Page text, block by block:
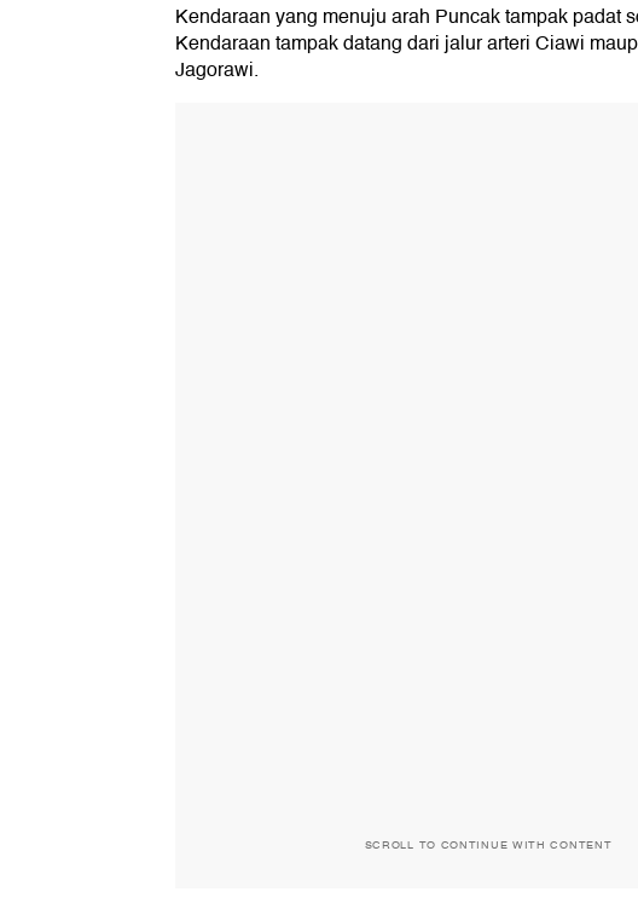
Kendaraan yang menuju arah Puncak tampak padat
Kendaraan tampak datang dari jalur arteri Ciawi
Jagorawi.
SCROLL TO CONTINUE WITH CONTENT